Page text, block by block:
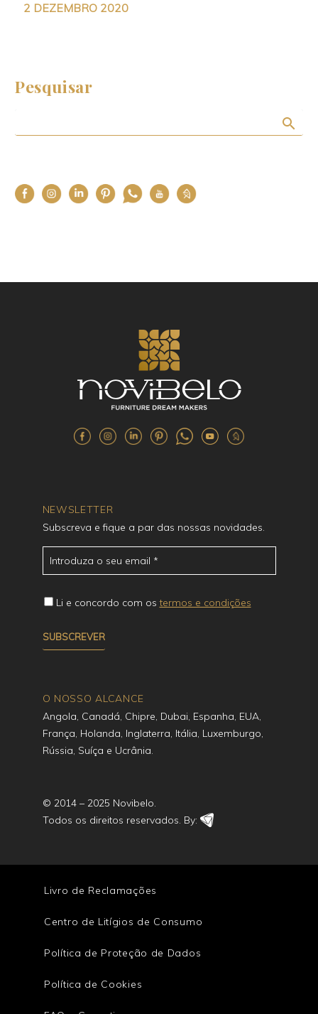
2 DEZEMBRO 2020
Pesquisar
NEWSLETTER
Subscreva e fique a par das nossas novidades.
Li e concordo com ostermos e condições
O NOSSO ALCANCE
Angola, Canadá, Chipre, Dubai, Espanha, EUA,
França, Holanda, Inglaterra, Itália, Luxemburgo,
Rússia, Suíça e Ucrânia.
© 2014 – 2025 Novibelo.
Todos os direitos reservados. By:
Livro de Reclamações
Centro de Litígios de Consumo
Política de Proteção de Dados
Política de Cookies